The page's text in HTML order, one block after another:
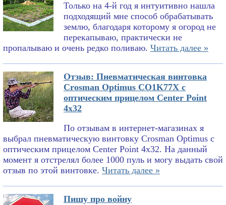
Только на 4-й год я интуитивно нашла
подходящий мне способ обрабатывать
землю, благодаря которому я огород не
перекапываю, практически не
пропалываю и очень редко поливаю. Читать далее »
Отзыв: Пневматическая винтовка
Crosman Optimus CO1K77X с
оптическим прицелом Center Point
4x32
По отзывам в интернет-магазинах я
выбрал пневматическую винтовку Crosman Optimus с
оптическим прицелом Center Point 4x32. На данный
момент я отстрелял более 1000 пуль и могу выдать свой
отзыв по этой винтовке. Читать далее »
Пишу про войну